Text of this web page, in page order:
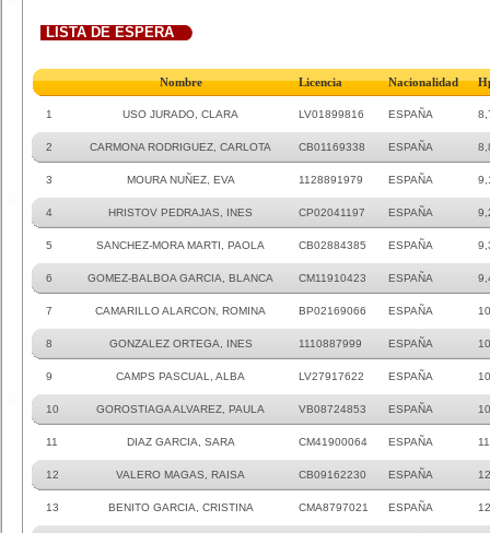
LISTA DE ESPERA
Nombre Licencia Nacionalidad
1 USO JURADO, CLARA LV01899816 ESPAÑA
2 CARMONA RODRIGUEZ, CARLOTA CB01169338 ESPAÑA
3 MOURA NUÑEZ, EVA 1128891979 ESPAÑA
4 HRISTOV PEDRAJAS, INES CP02041197 ESPAÑA
5 SANCHEZ-MORA MARTI, PAOLA CB02884385 ESPAÑA
6 GOMEZ-BALBOA GARCIA, BLANCA CM11910423 ESPAÑA
7 CAMARILLO ALARCON, ROMINA BP02169066 ESPAÑA 10
8 GONZALEZ ORTEGA, INES 1110887999 ESPAÑA
9 CAMPS PASCUAL, ALBA LV27917622 ESPAÑA
10 GOROSTIAGA ALVAREZ, PAULA VB08724853 ESPAÑA
11 DIAZ GARCIA, SARA CM41900064 ESPAÑA
12 VALERO MAGAS, RAISA CB09162230 ESPAÑA 12
13 BENITO GARCIA, CRISTINA CMA8797021 ESPAÑA 12